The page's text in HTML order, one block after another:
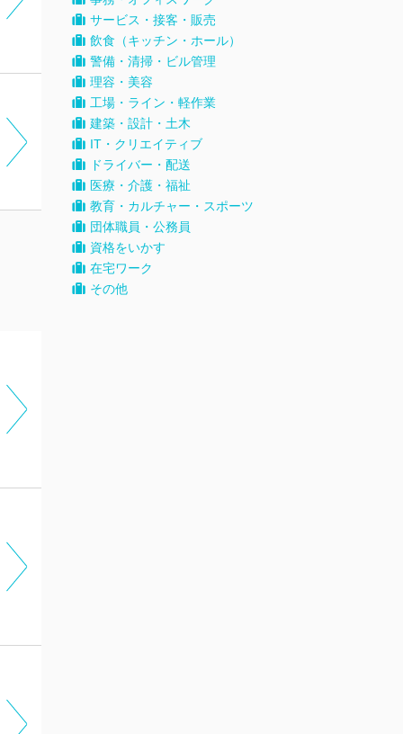
サービス・接客・販売
飲食（キッチン・ホール）
警備・清掃・ビル管理
理容・美容
工場・ライン・軽作業
建築・設計・土木
IT・クリエイティブ
ドライバー・配送
医療・介護・福祉
教育・カルチャー・スポーツ
団体職員・公務員
資格をいかす
在宅ワーク
その他